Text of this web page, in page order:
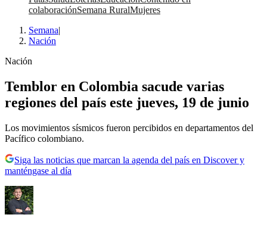
colaboraciónSemana RuralMujeres
Semana|
Nación
Nación
Temblor en Colombia sacude varias
regiones del país este jueves, 19 de junio
Los movimientos sísmicos fueron percibidos en departamentos del
Pacífico colombiano.
Siga las noticias que marcan la agenda del país en Discover y
manténgase al día